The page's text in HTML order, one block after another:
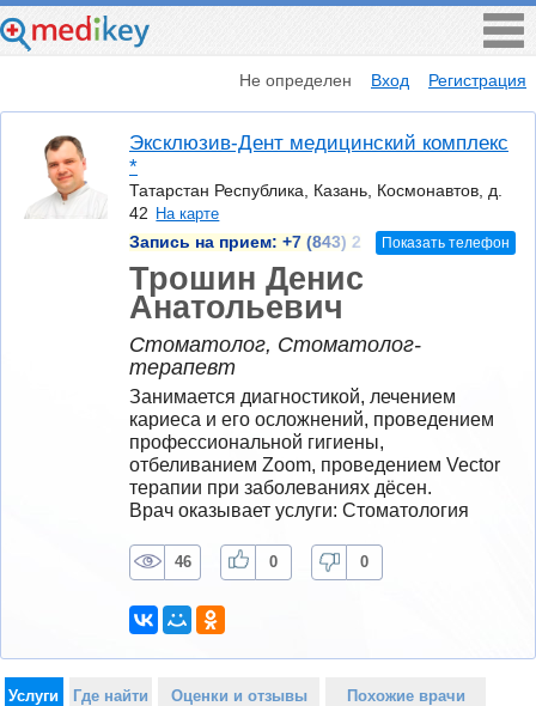
Не определен Вход Регистрация
Эксклюзив-Дент медицинский комплекс
*
Татарстан Республика, Казань, Космонавтов, д.
42 На карте
Запись на прием: +7 (843) 2 Показать телефон
Трошин Денис
Анатольевич
Стоматолог, Стоматолог-
терапевт
Занимается диагностикой, лечением
кариеса и его осложнений, проведением
профессиональной гигиены,
отбеливанием Zoom, проведением Vector
терапии при заболеваниях дёсен.
Врач оказывает услуги: Стоматология
46 0 0
Услуги Где найти Оценки и отзывы Похожие врачи